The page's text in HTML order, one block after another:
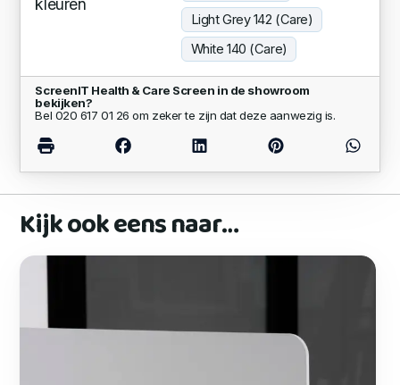
kleuren
Light Grey 142 (Care)
White 140 (Care)
ScreenIT Health & Care Screen in de showroom
bekijken?
Bel 020 617 01 26 om zeker te zijn dat deze aanwezig is.
Kijk ook eens naar…